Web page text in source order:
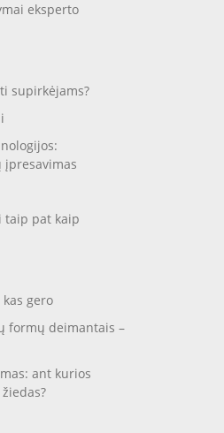
eksperto
supirkėjams?
taip pat kaip
gero
formų deimantais –
ant kurios